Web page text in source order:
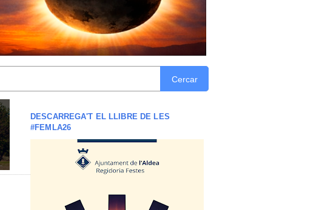
Cercar
DESCARREGA'T EL LLIBRE DE LES
#FEMLA26